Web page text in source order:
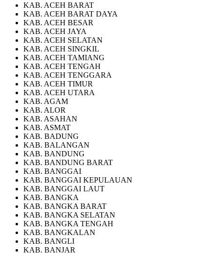
KAB. ACEH BARAT
KAB. ACEH BARAT DAYA
KAB. ACEH BESAR
KAB. ACEH JAYA
KAB. ACEH SELATAN
KAB. ACEH SINGKIL
KAB. ACEH TAMIANG
KAB. ACEH TENGAH
KAB. ACEH TENGGARA
KAB. ACEH TIMUR
KAB. ACEH UTARA
KAB. AGAM
KAB. ALOR
KAB. ASAHAN
KAB. ASMAT
KAB. BADUNG
KAB. BALANGAN
KAB. BANDUNG
KAB. BANDUNG BARAT
KAB. BANGGAI
KAB. BANGGAI KEPULAUAN
KAB. BANGGAI LAUT
KAB. BANGKA
KAB. BANGKA BARAT
KAB. BANGKA SELATAN
KAB. BANGKA TENGAH
KAB. BANGKALAN
KAB. BANGLI
KAB. BANJAR